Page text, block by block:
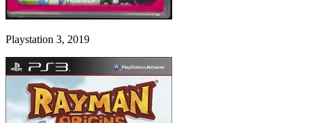
Playstation 3, 2019